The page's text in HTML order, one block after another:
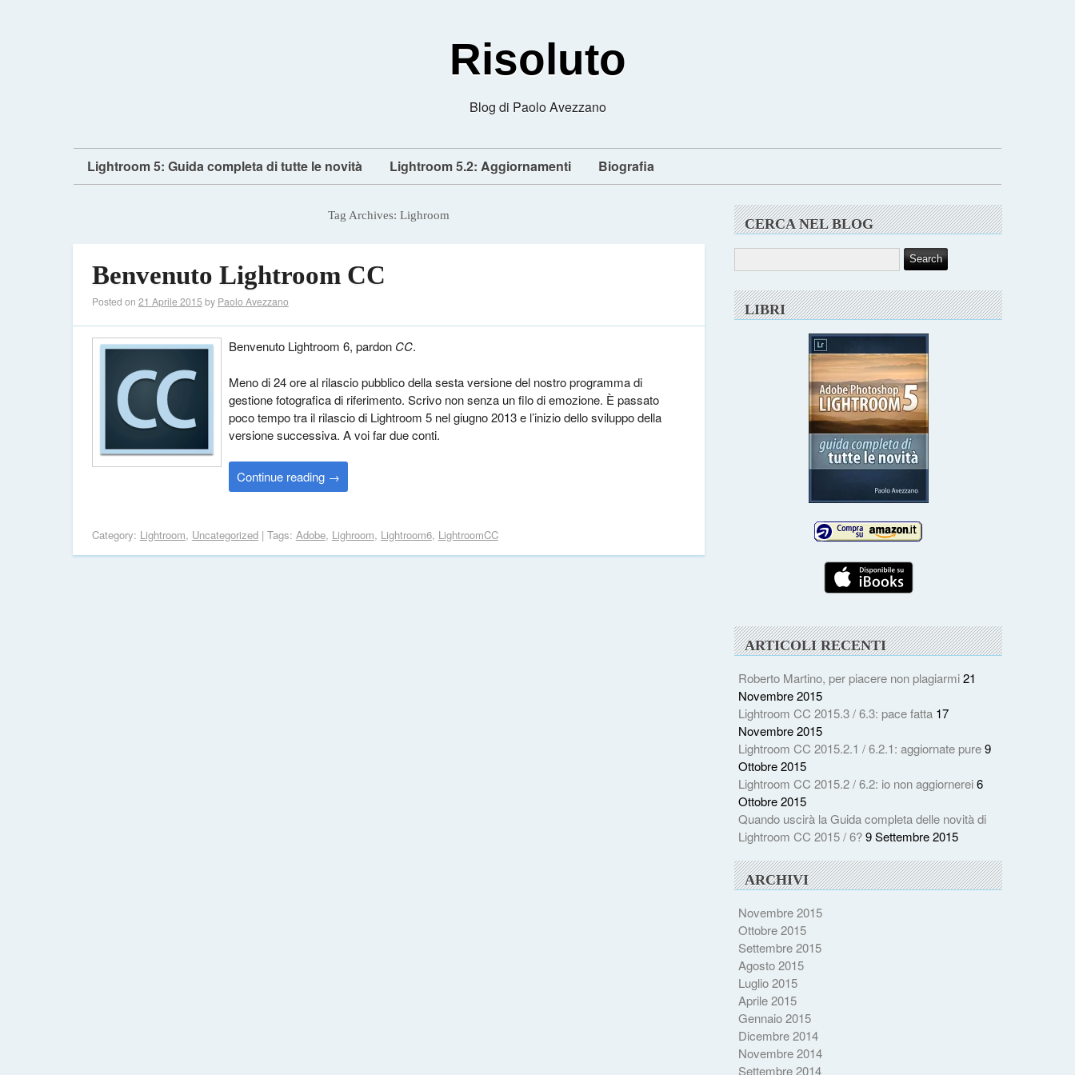
Risoluto
Blog di Paolo Avezzano
Lightroom 5: Guida completa di tutte le novità Lightroom 5.2: Aggiornamenti Biografia
Tag Archives:Lighroom
Benvenuto Lightroom CC
Posted on 21 Aprile 2015 by Paolo Avezzano
Benvenuto Lightroom 6, pardon CC.
Meno di 24 ore al rilascio pubblico della sesta versione del nostro programma di
gestione fotografica di riferimento. Scrivo non senza un filo di emozione. È passato
poco tempo tra il rilascio di Lightroom 5 nel giugno 2013 e l’inizio dello sviluppo della
versione successiva. A voi far due conti.
Continue reading →
Category: Lightroom, Uncategorized| Tags: Adobe, Lighroom, Lightroom6, LightroomCC
CERCA NEL BLOG
LIBRI
ARTICOLI RECENTI
Roberto Martino, per piacere non plagiarmi21
Novembre 2015
Lightroom CC 2015.3 / 6.3: pace fatta 17
Novembre 2015
Lightroom CC 2015.2.1 / 6.2.1: aggiornate pure9
Ottobre 2015
Lightroom CC 2015.2 / 6.2: io non aggiornerei6
Ottobre 2015
Quando uscirà la Guida completa delle novità di
Lightroom CC 2015 / 6?9 Settembre 2015
ARCHIVI
Novembre 2015
Ottobre 2015
Settembre 2015
Agosto 2015
Luglio 2015
Aprile 2015
Gennaio 2015
Dicembre 2014
Novembre 2014
Settembre 2014